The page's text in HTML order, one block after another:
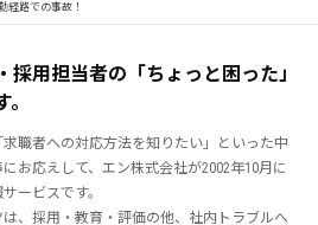
経路での事故！
用担当者の「ちょっと困った」
求職者への対応方法を知りたい」といった中
お応えして、エン株式会社が2002年10月に
ービスです。
は、採用・教育・評価の他、社内トラブルへ